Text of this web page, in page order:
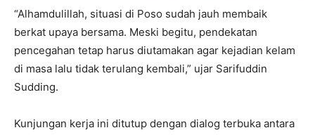
“Alhamdulillah, situasi di Poso sudah jauh membaik
berkat upaya bersama. Meski begitu, pendekatan
pencegahan tetap harus diutamakan agar kejadian kelam
di masa lalu tidak terulang kembali,” ujar Sarifuddin
Sudding.
Kunjungan kerja ini ditutup dengan dialog terbuka antara